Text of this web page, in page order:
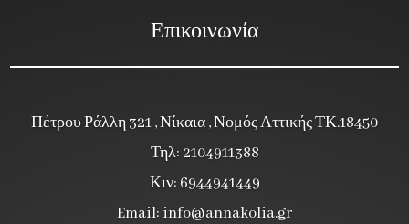
Επικοινωνία
Πέτρου Ράλλη 321 , Νίκαια , Νομός Αττικής ΤΚ.18450
Τηλ: 2104911388
Κιν: 6944941449
Email: info@annakolia.gr